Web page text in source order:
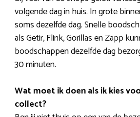
volgende dag in huis. In grote
soms dezelfde dag. Snelle
als Getir, Flink, Gorillas en Zapp
boodschappen dezelfde dag
30 minuten.
Wat moet ik doen als ik kies
collect?